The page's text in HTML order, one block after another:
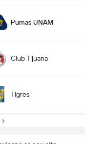
Pumas UNAM
Club Tijuana
Tigres